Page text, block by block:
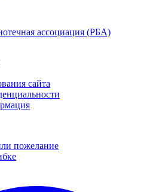
ассоциация (РБА)
сайта
пожелание